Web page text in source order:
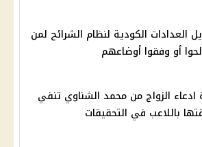
العدادات الكودية لنظام الشرائح لمن
أو وفقوا أوضاعهم
ادعاء الزواج من محمد الشناوي تنفي
باللاعب في التحقيقات